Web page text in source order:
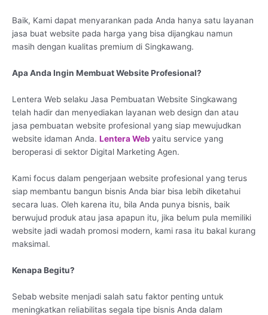
Baik, Kami dapat menyarankan pada Anda hanya satu layanan
jasa buat website pada harga yang bisa dijangkau namun
masih dengan kualitas premium di Singkawang.
Apa Anda Ingin Membuat Website Profesional?
Lentera Web selaku Jasa Pembuatan Website Singkawang
telah hadir dan menyediakan layanan web design dan atau
jasa pembuatan website profesional yang siap mewujudkan
website idaman Anda. Lentera Web yaitu service yang
beroperasi di sektor Digital Marketing Agen.
Kami focus dalam pengerjaan website profesional yang terus
siap membantu bangun bisnis Anda biar bisa lebih diketahui
secara luas. Oleh karena itu, bila Anda punya bisnis, baik
berwujud produk atau jasa apapun itu, jika belum pula memiliki
website jadi wadah promosi modern, kami rasa itu bakal kurang
maksimal.
Kenapa Begitu?
Sebab website menjadi salah satu faktor penting untuk
meningkatkan reliabilitas segala tipe bisnis Anda dalam